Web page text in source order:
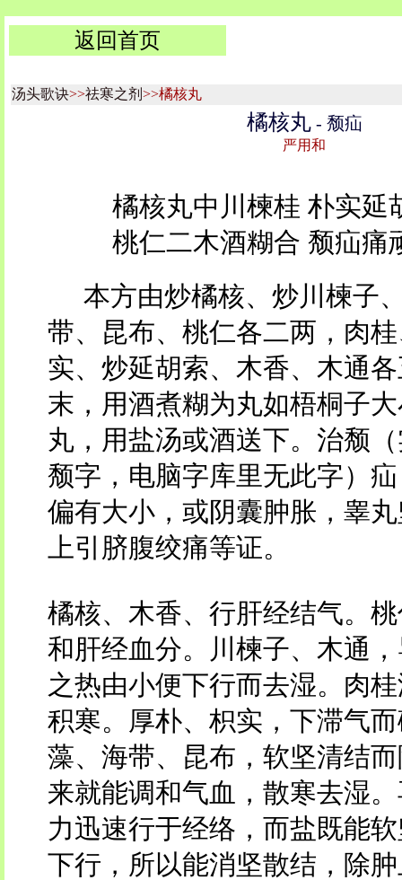
返回首页
汤头歌诀>>祛寒之剂 >>橘核丸
橘核丸- 颓疝
严用和
橘核丸中川楝桂 朴实延
桃仁二木酒糊合 颓疝痛
本方由炒橘核、炒川楝子
带、昆布、桃仁各二两，肉
实、炒延胡索、木香、木通
末，用酒煮糊为丸如梧桐子
丸，用盐汤或酒送下。治颓
颓字，电脑字库里无此字）
偏有大小，或阴囊肿胀，睾
上引脐腹绞痛等证。
橘核、木香、行肝经结气。
和肝经血分。川楝子、木通
之热由小便下行而去湿。肉
积寒。厚朴、枳实，下滞气
藻、海带、昆布，软坚清结
来就能调和气血，散寒去湿
力迅速行于经络，而盐既能
下行，所以能消坚散结，除